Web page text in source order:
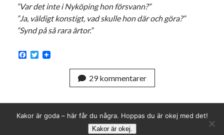
”Var det inte i Nyköping hon försvann?”
”Ja, väldigt konstigt, vad skulle hon där och göra?”
”Synd på så rara ärtor.”
F
o
T
r
29 kommentarer
Kakor är goda – här får du några. Hoppas du är okej med det!
Kakor är okej.